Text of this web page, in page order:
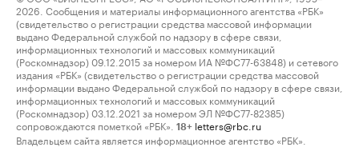
2026. Сообщения и материалы информационного агентства «РБК»
(свидетельство о регистрации средства массовой информации
выдано Федеральной службой по надзору в сфере связи,
информационных технологий и массовых коммуникаций
(Роскомнадзор) 09.12.2015 за номером ИА №ФС77-63848) и сетевого
издания «РБК» (свидетельство о регистрации средства массовой
информации выдано Федеральной службой по надзору в сфере связи,
информационных технологий и массовых коммуникаций
(Роскомнадзор) 03.12.2021 за номером ЭЛ №ФС77-82385)
сопровождаются пометкой «РБК».
18+ letters@rbc.ru
Владельцем сайта является информационное агентство «РБК».